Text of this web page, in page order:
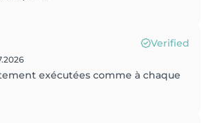
Verified
exécutées comme à chaque